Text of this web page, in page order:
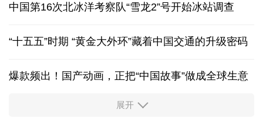
中国第16次北冰洋考察队“雪龙2”号开始冰站调查
“十五五”时期 “黄金大外环”藏着中国交通的升级密码
爆款频出！国产动画，正把“中国故事”做成全球生意
高品质文旅燃动消费市场
展开